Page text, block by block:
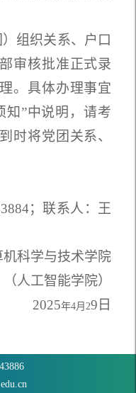
组织关系、户口
审核批准正式录
。具体办理事宜
知”中说明，请考
时将党团关系、
884；联系人： 王
机科学与技术学院
（人工智能学院）
2025年4月29 日